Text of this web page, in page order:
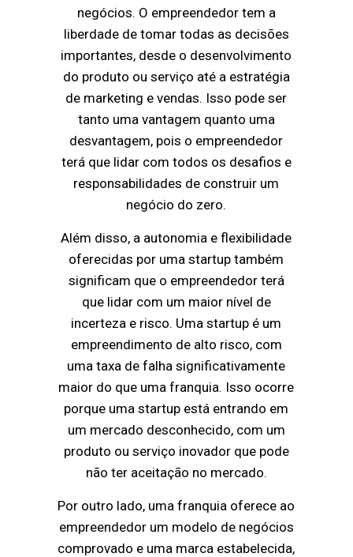
negócios. O empreendedor tem a
liberdade de tomar todas as decisões
importantes, desde o desenvolvimento
do produto ou serviço até a estratégia
de marketing e vendas. Isso pode ser
tanto uma vantagem quanto uma
desvantagem, pois o empreendedor
terá que lidar com todos os desafios e
responsabilidades de construir um
negócio do zero.
Além disso, a autonomia e flexibilidade
oferecidas por uma startup também
significam que o empreendedor terá
que lidar com um maior nível de
incerteza e risco. Uma startup é um
empreendimento de alto risco, com
uma taxa de falha significativamente
maior do que uma franquia. Isso ocorre
porque uma startup está entrando em
um mercado desconhecido, com um
produto ou serviço inovador que pode
não ter aceitação no mercado.
Por outro lado, uma franquia oferece ao
empreendedor um modelo de negócios
comprovado e uma marca estabelecida,